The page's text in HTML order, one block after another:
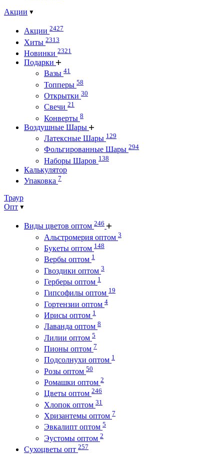
Акции
Акции 2427
Хиты 2313
Новинки 2321
Подарки
Вазы 41
Топперы 58
Открытки 30
Свечи 21
Конверты 8
Воздушные Шары
Латексные Шары 129
Фольгированные Шары 294
Наборы Шаров 138
Калькулятор
Упаковка 7
Траур
Опт
Виды цветов оптом 246
Альстромерия оптом 3
Букеты оптом 148
Вербы оптом 1
Гвоздики оптом 3
Герберы оптом 1
Гипсофилы оптом 19
Гортензии оптом 4
Ирисы оптом 1
Лаванда оптом 8
Лилии оптом 5
Пионы оптом 7
Подсолнухи оптом 1
Розы оптом 50
Ромашки оптом 2
Цветы оптом 246
Хлопок оптом 31
Хризантемы оптом 7
Эвкалипт оптом 5
Эустомы оптом 2
Сухоцветы опт 257